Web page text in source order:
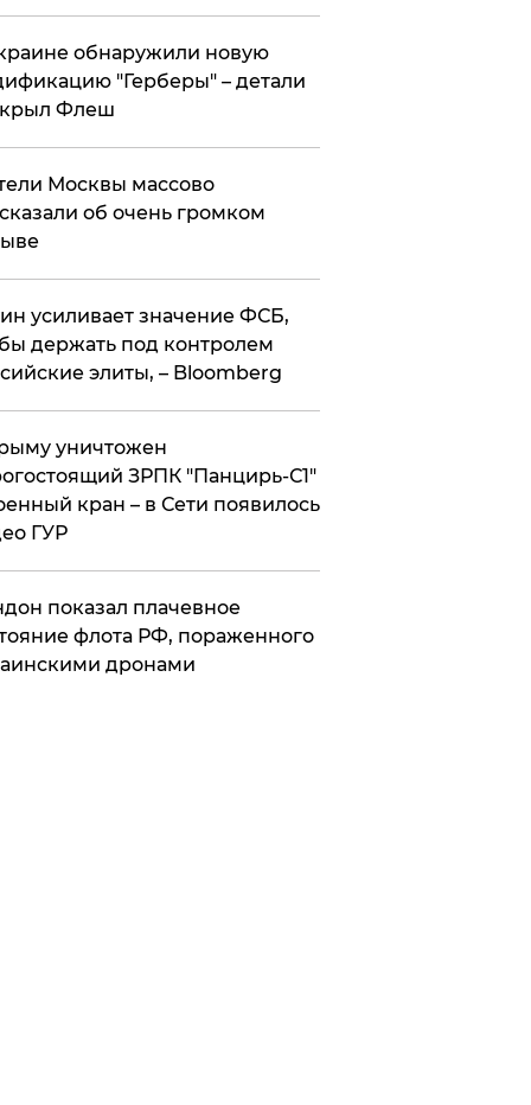
обнаружили новую
"Герберы" – детали
Флеш
Москвы массово
об очень громком
усиливает значение ФСБ,
держать под контролем
элиты, – Bloomberg
уничтожен
ЗРПК "Панцирь-С1"
кран – в Сети появилось
ГУР
показал плачевное
флота РФ, пораженного
дронами